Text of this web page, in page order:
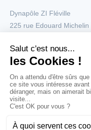
Dynapôle ZI Fléville
225 rue Edouard Michelin
Menu
Nos réalisations
Nos produits